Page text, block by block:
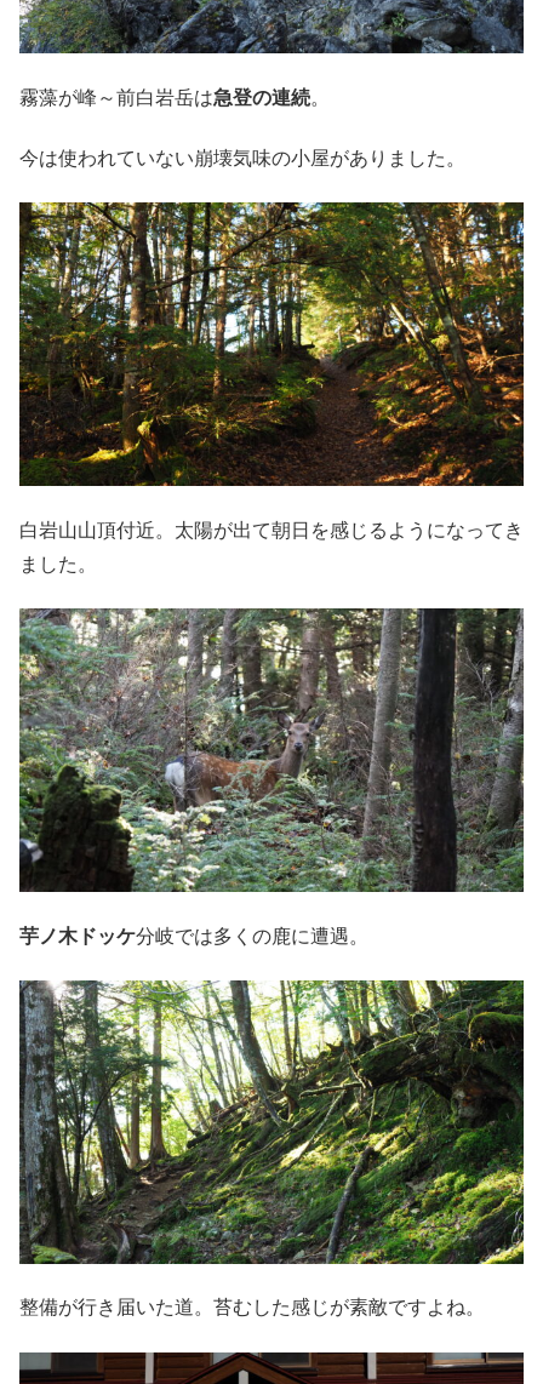
霧藻が峰～前白岩岳は急登の連続。
今は使われていない崩壊気味の小屋がありました。
白岩山山頂付近。太陽が出て朝日を感じるようになってき
ました。
芋ノ木ドッケ分岐では多くの鹿に遭遇。
整備が行き届いた道。苔むした感じが素敵ですよね。